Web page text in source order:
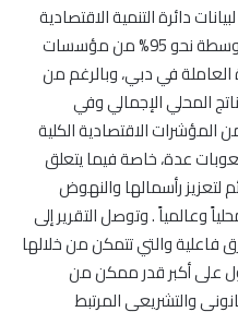
دائرة التنمية الاقتصادية
بدبي، تشكل المنشآت الصغيرة والمتوسطة نحو 95% من مؤسسات
42% من القوة العاملة في دبي، وبالرغم من
المحلي الإجمالي وفي
المؤشرات الاقتصادية الكلية
عدة، خاصة فيما يتعلق
لتعزيز رأسمالها والنهوض
وعالمياً . وتوصل التقرير إلى
فاعلية والتي تتمكن من خلالها
على أكبر قدر ممكن من
والتشريعي المرتبط